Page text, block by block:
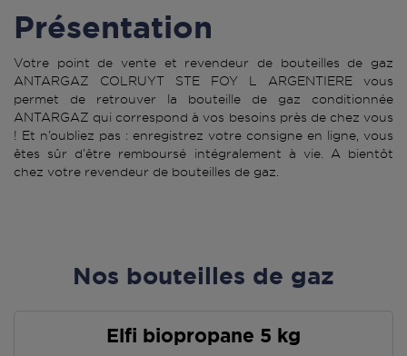
Présentation
Votre point de vente et revendeur de bouteilles de gaz
ANTARGAZ COLRUYT STE FOY L ARGENTIERE vous
permet de retrouver la bouteille de gaz conditionnée
ANTARGAZ qui correspond à vos besoins près de chez vous
! Et n’oubliez pas : enregistrez votre consigne en ligne, vous
êtes sûr d’être remboursé intégralement à vie. A bientôt
chez votre revendeur de bouteilles de gaz.
Nos bouteilles de gaz
Elfi biopropane 5 kg